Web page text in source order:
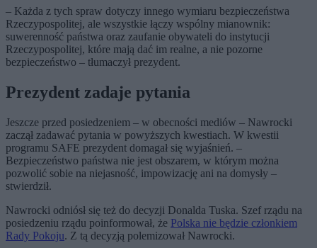
– Każda z tych spraw dotyczy innego wymiaru bezpieczeństwa
Rzeczypospolitej, ale wszystkie łączy wspólny mianownik:
suwerenność państwa oraz zaufanie obywateli do instytucji
Rzeczypospolitej, które mają dać im realne, a nie pozorne
bezpieczeństwo – tłumaczył prezydent.
Prezydent zadaje pytania
Jeszcze przed posiedzeniem – w obecności mediów – Nawrocki
zaczął zadawać pytania w powyższych kwestiach. W kwestii
programu SAFE prezydent domagał się wyjaśnień. –
Bezpieczeństwo państwa nie jest obszarem, w którym można
pozwolić sobie na niejasność, impowizację ani na domysły –
stwierdził.
Nawrocki odniósł się też do decyzji Donalda Tuska. Szef rządu na
posiedzeniu rządu poinformował, że Polska nie będzie członkiem
Rady Pokoju. Z tą decyzją polemizował Nawrocki.